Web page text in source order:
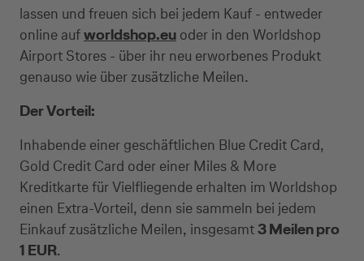
lassen und freuen sich bei jedem Kauf - entweder
online aufworldshop.eu oder in den Worldshop
Airport Stores - über ihr neu erworbenes Produkt
genauso wie über zusätzliche Meilen.
Der Vorteil:
Inhabende einer geschäftlichen Blue Credit Card,
Gold Credit Card oder einer Miles & More
Kreditkarte für Vielfliegende erhalten im Worldshop
einen Extra-Vorteil, denn sie sammeln bei jedem
Einkauf zusätzliche Meilen, insgesamt3 Meilen pro
1 EUR.